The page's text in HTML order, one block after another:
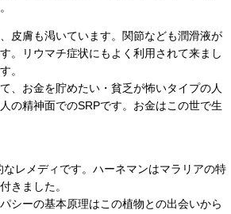
皮膚も渇いています。関節なども潤滑液が
。リウマチ症状にもよく利用されて来まし
。
、お金を貯めたい・貧乏が怖いタイプの人
の精神面でのSRPです。お金はこの世で生
レメディです。ハーネマンはマラリアの特
きました。
シーの基本原理はこの植物との出会いから